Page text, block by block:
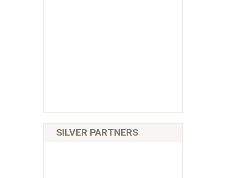
SILVER PARTNERS